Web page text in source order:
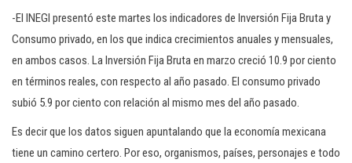
-El INEGI presentó este martes los indicadores de Inversión Fija Bruta y
Consumo privado, en los que indica crecimientos anuales y mensuales,
en ambos casos. La Inversión Fija Bruta en marzo creció 10.9 por ciento
en términos reales, con respecto al año pasado. El consumo privado
subió 5.9 por ciento con relación al mismo mes del año pasado.
Es decir que los datos siguen apuntalando que la economía mexicana
tiene un camino certero. Por eso, organismos, países, personajes e todo